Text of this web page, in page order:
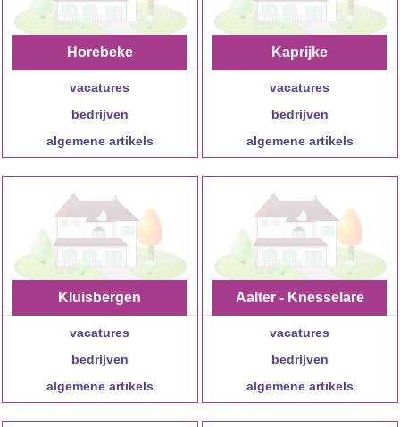
Horebeke
vacatures
bedrijven
algemene artikels
Kaprijke
vacatures
bedrijven
algemene artikels
Kluisbergen
vacatures
bedrijven
algemene artikels
Aalter - Knesselare
vacatures
bedrijven
algemene artikels